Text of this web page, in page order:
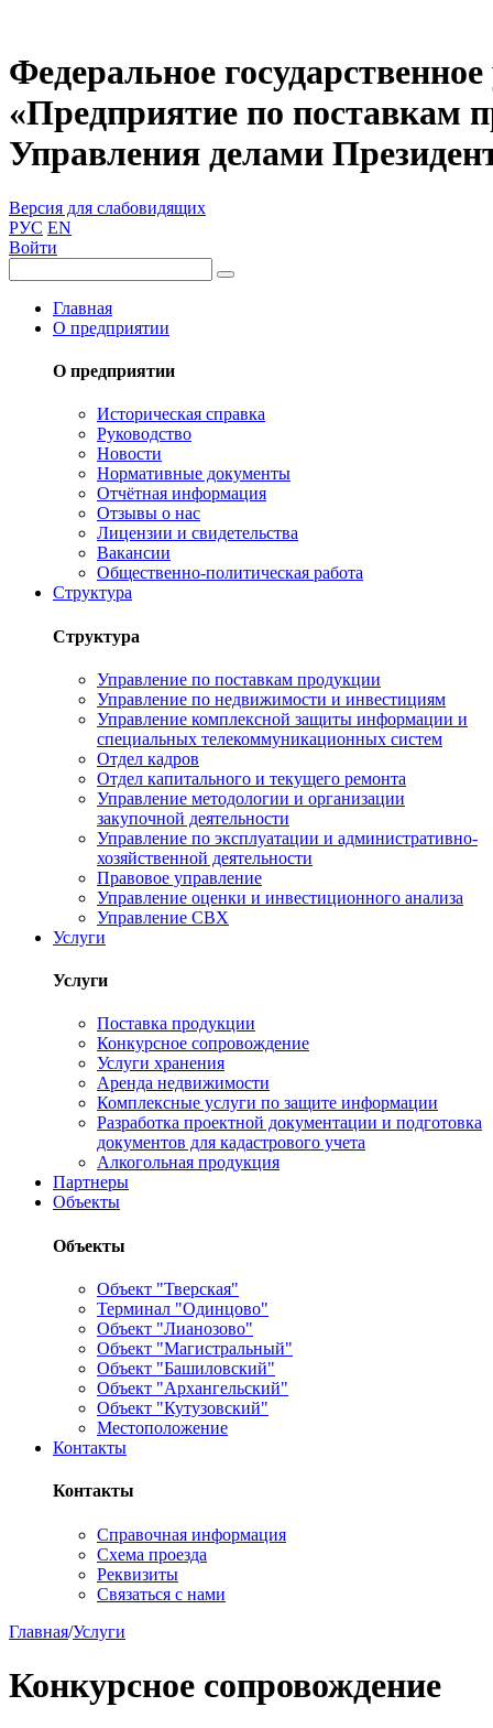
Федеральное
«Предприятие по поставкам
Управления делами
Версия для слабовидящих
РУС EN
Войти
Главная
О предприятии
О предприятии
Историческая справка
Руководство
Новости
Нормативные документы
Отчётная информация
Отзывы о нас
Лицензии и свидетельства
Вакансии
Общественно-политическая работа
Структура
Структура
Управление по поставкам продукции
Управление по недвижимости и инвестициям
Управление комплексной защиты информации и
специальных телекоммуникационных систем
Отдел кадров
Отдел капитального и текущего ремонта
Управление методологии и организации
закупочной деятельности
Управление по эксплуатации и административно-
хозяйственной деятельности
Правовое управление
Управление оценки и инвестиционного анализа
Управление СВХ
Услуги
Услуги
Поставка продукции
Конкурсное сопровождение
Услуги хранения
Аренда недвижимости
Комплексные услуги по защите информации
Разработка проектной документации и подготовка
документов для кадастрового учета
Алкогольная продукция
Партнеры
Объекты
Объекты
Объект "Тверская"
Терминал "Одинцово"
Объект "Лианозово"
Объект "Магистральный"
Объект "Башиловский"
Объект "Архангельский"
Объект "Кутузовский"
Местоположение
Контакты
Контакты
Справочная информация
Схема проезда
Реквизиты
Связаться с нами
Главная/Услуги
Конкурсное сопровождение